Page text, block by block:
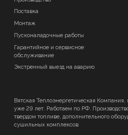
Поставка
Монтаж
Пусконаладочные работы
Гарантийное и сервисное
обслуживание
Экстренный выезд на аварию
Вятская Теплоэнергетическая Компания,
уже 29 лет. Работаем по РФ.
твердом топливе, дополнительного
сушильных комплексов